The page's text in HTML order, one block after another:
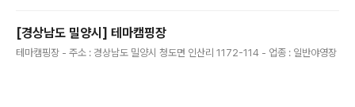
[경상남도 밀양시] 테마캠핑장
테마캠핑장 - 주소 : 경상남도 밀양시 청도면 인산리 1172-114 - 업종 : 일반야영장